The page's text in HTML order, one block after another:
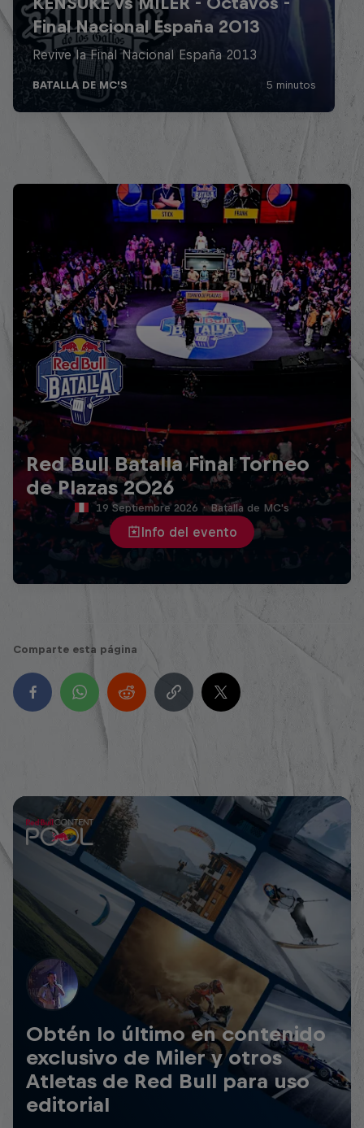
Red Bull Batalla Final Torneo
de Plazas 2026
Info del evento
19 Septiembre 2026 · Batalla de MC's
Comparte esta página
Obtén lo último en contenido
exclusivo de Miler y otros
Atletas de Red Bull para uso
editorial